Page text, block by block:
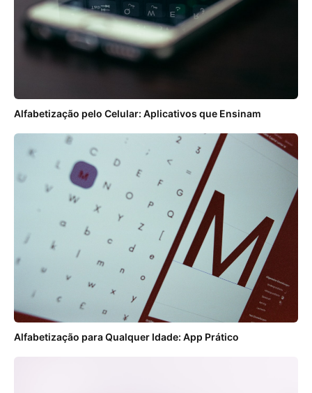
Alfabetização pelo Celular: Aplicativos que Ensinam
Alfabetização para Qualquer Idade: App Prático